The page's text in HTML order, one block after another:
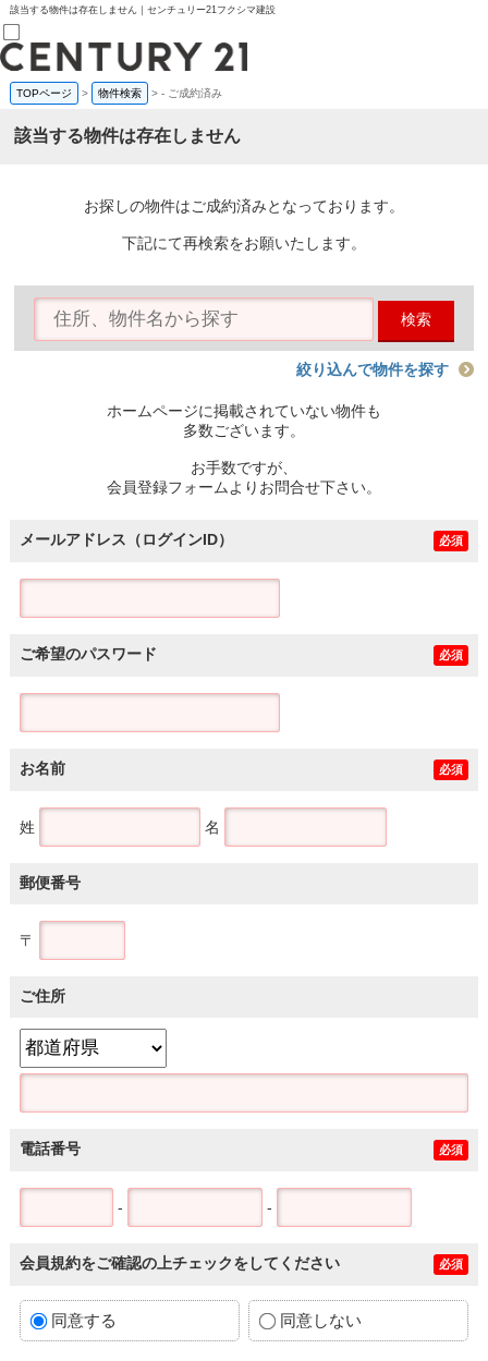
該当する物件は存在しません｜センチュリー21フクシマ建設
売買部
0120-800-844
賃貸部
会員メニュー
物件を探す
購入TOP
条件から探す
住宅ローン控除シミュレータ
TOPページ > 物件検索 >- ご成約済み
該当する物件は存在しません
お探しの物件はご成約済みとなっております。
下記にて再検索をお願いたします。
検索
絞り込んで物件を探す
ホームページに掲載されていない物件も
多数ございます。
お手数ですが、
会員登録フォームよりお問合せ下さい。
メールアドレス（ログインID） 必須
ご希望のパスワード 必須
お名前 必須
姓 名
郵便番号
〒
ご住所
電話番号 必須
- -
会員規約をご確認の上チェックをしてください 必須
同意する 同意しない